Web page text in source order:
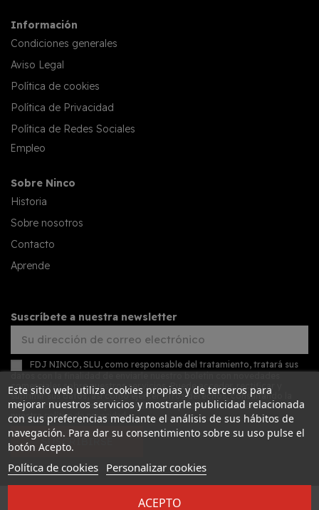
Información
Condiciones generales
Aviso Legal
Política de cookies
Política de Privacidad
Política de Redes Sociales
Empleo
Sobre Ninco
Historia
Sobre nosotros
Contacto
Aprende
Suscríbete a nuestra newsletter
FDJ NINCO, SLU, como responsable del tratamiento, tratará sus
comerciales sobre nuestros servicios. Puede acceder, rectificar y
suprimir sus datos, así como ejercer otros derechos, consultando la
información adicional y detallada sobre protección de datos en
nuestra política de privacidad
SUSCRIBIRSE
Este sitio web utiliza cookies propias y de terceros para
mejorar nuestros servicios y mostrarle publicidad relacionada
con sus preferencias mediante el análisis de sus hábitos de
navegación. Para dar su consentimiento sobre su uso pulse el
botón Acepto.
Política de cookies Personalizar cookies
ACEPTO